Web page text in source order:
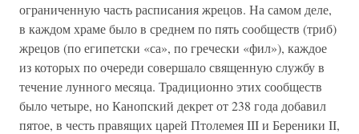
ограниченную часть расписания жрецов. На самом деле,
в каждом храме было в среднем по пять сообществ (триб)
жрецов (по египетски «са», по гречески «фил»), каждое
из которых по очереди совершало священную службу в
течение лунного месяца. Традиционно этих сообществ
было четыре, но Канопский декрет от 238 года добавил
пятое, в честь правящих царей Птолемея III и Береники II,